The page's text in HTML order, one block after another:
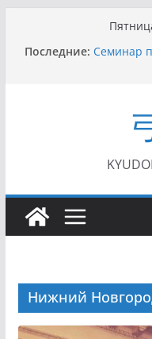
содержимому
Последние:
I этап
Сейдокан
Семинар
/
II Кубок
Нижний